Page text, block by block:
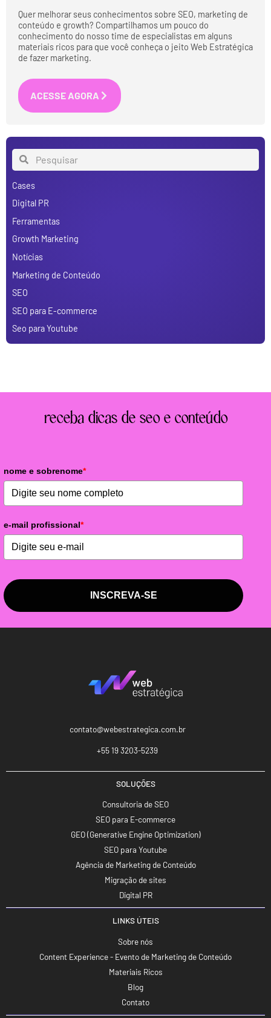
Quer melhorar seus conhecimentos sobre SEO, marketing de
conteúdo e growth? Compartilhamos um pouco do
conhecimento do nosso time de especialistas em alguns
materiais ricos para que você conheça o jeito Web Estratégica
de fazer marketing.
ACESSE AGORA
Cases
Digital PR
Ferramentas
Growth Marketing
Notícias
Marketing de Conteúdo
SEO
SEO para E-commerce
Seo para Youtube
receba dicas de seo e conteúdo
nome e sobrenome*
e-mail profissional*
INSCREVA-SE
contato@webestrategica.com.br
+55 19 3203-5239
SOLUÇÕES
Consultoria de SEO
SEO para E-commerce
GEO (Generative Engine Optimization)
SEO para Youtube
Agência de Marketing de Conteúdo
Migração de sites
Digital PR
LINKS ÚTEIS
Sobre nós
Content Experience - Evento de Marketing de Conteúdo
Materiais Ricos
Blog
Contato